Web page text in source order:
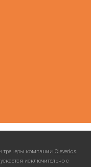
тренеры компании Cleverics.
исключительно с